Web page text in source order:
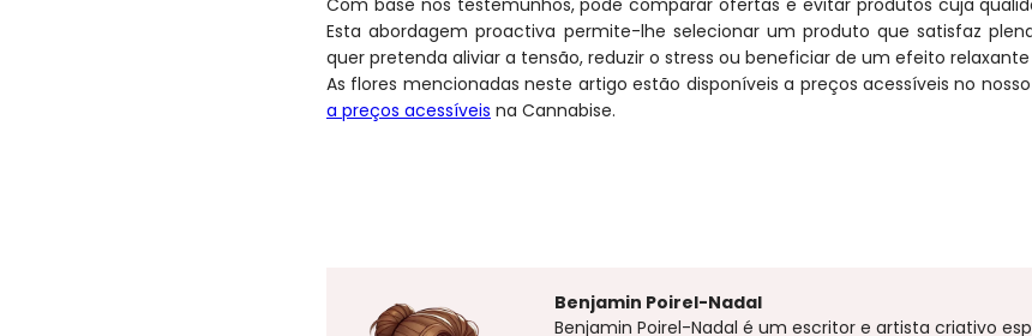
Com base nos testemunhos, pode comparar ofertas e evitar produtos cuja
Esta abordagem proactiva permite-lhe selecionar um produto que satisfaz
quer pretenda aliviar a tensão, reduzir o stress ou beneficiar de um efeito
As flores mencionadas neste artigo estão disponíveis a preços acessíveis no
a preços acessíveis na Cannabise.
Benjamin Poirel-Nadal
Benjamin Poirel-Nadal é um escritor e artista criativo